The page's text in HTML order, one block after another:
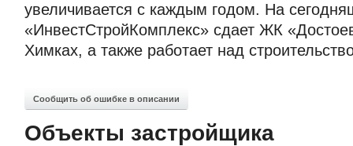
увеличивается с каждым годом. На
«ИнвестСтройКомплекс» сдает ЖК
Химках, а также работает над
Сообщить об ошибке в описании
Объекты застройщика